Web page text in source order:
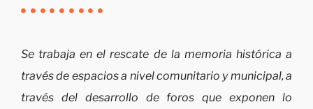
Se trabaja en el rescate de la memoria histórica a
través de espacios a nivel comunitario y municipal, a
través del desarrollo de foros que exponen lo